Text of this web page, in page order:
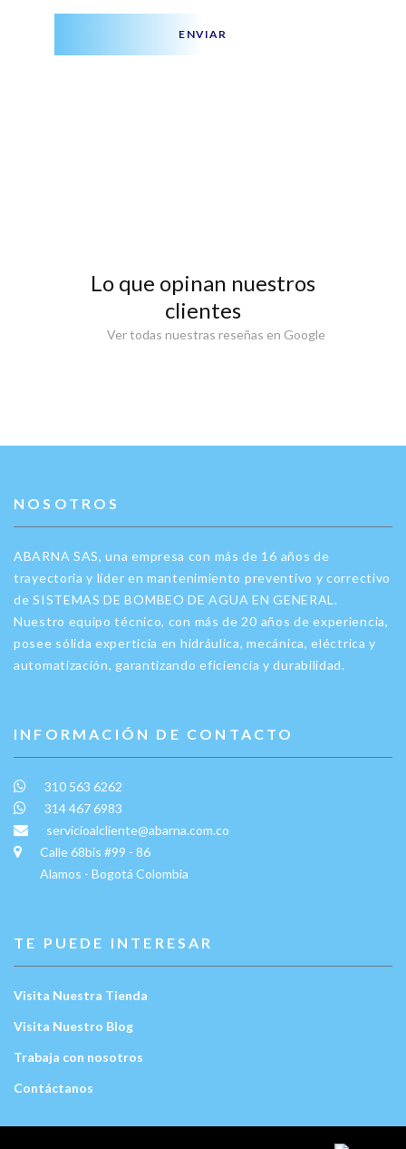
ENVIAR
Lo que opinan nuestros
clientes
Ver todas nuestras reseñas en Google
NOSOTROS
ABARNA SAS, una empresa con más de 16 años de
trayectoria y líder en mantenimiento preventivo y correctivo
de SISTEMAS DE BOMBEO DE AGUA EN GENERAL.
Nuestro equipo técnico, con más de 20 años de experiencia,
posee sólida experticia en hidráulica, mecánica, eléctrica y
automatización, garantizando eficiencia y durabilidad.
INFORMACIÓN DE CONTACTO
310 563 6262
314 467 6983
servicioalcliente@abarna.com.co
Calle 68bis #99 - 86
Alamos - Bogotá Colombia
TE PUEDE INTERESAR
Visita Nuestra Tienda
Visita Nuestro Blog
Trabaja con nosotros
Contáctanos